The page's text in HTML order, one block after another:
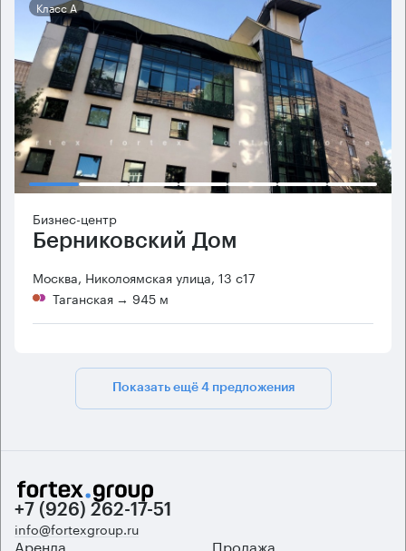
Класс А
Бизнес-центр
Берниковский Дом
Москва, Николоямская улица, 13 с17
Таганская → 945 м
Показать ещё 4 предложения
+7 (926) 262-17-51
info@fortexgroup.ru
Аренда Продажа